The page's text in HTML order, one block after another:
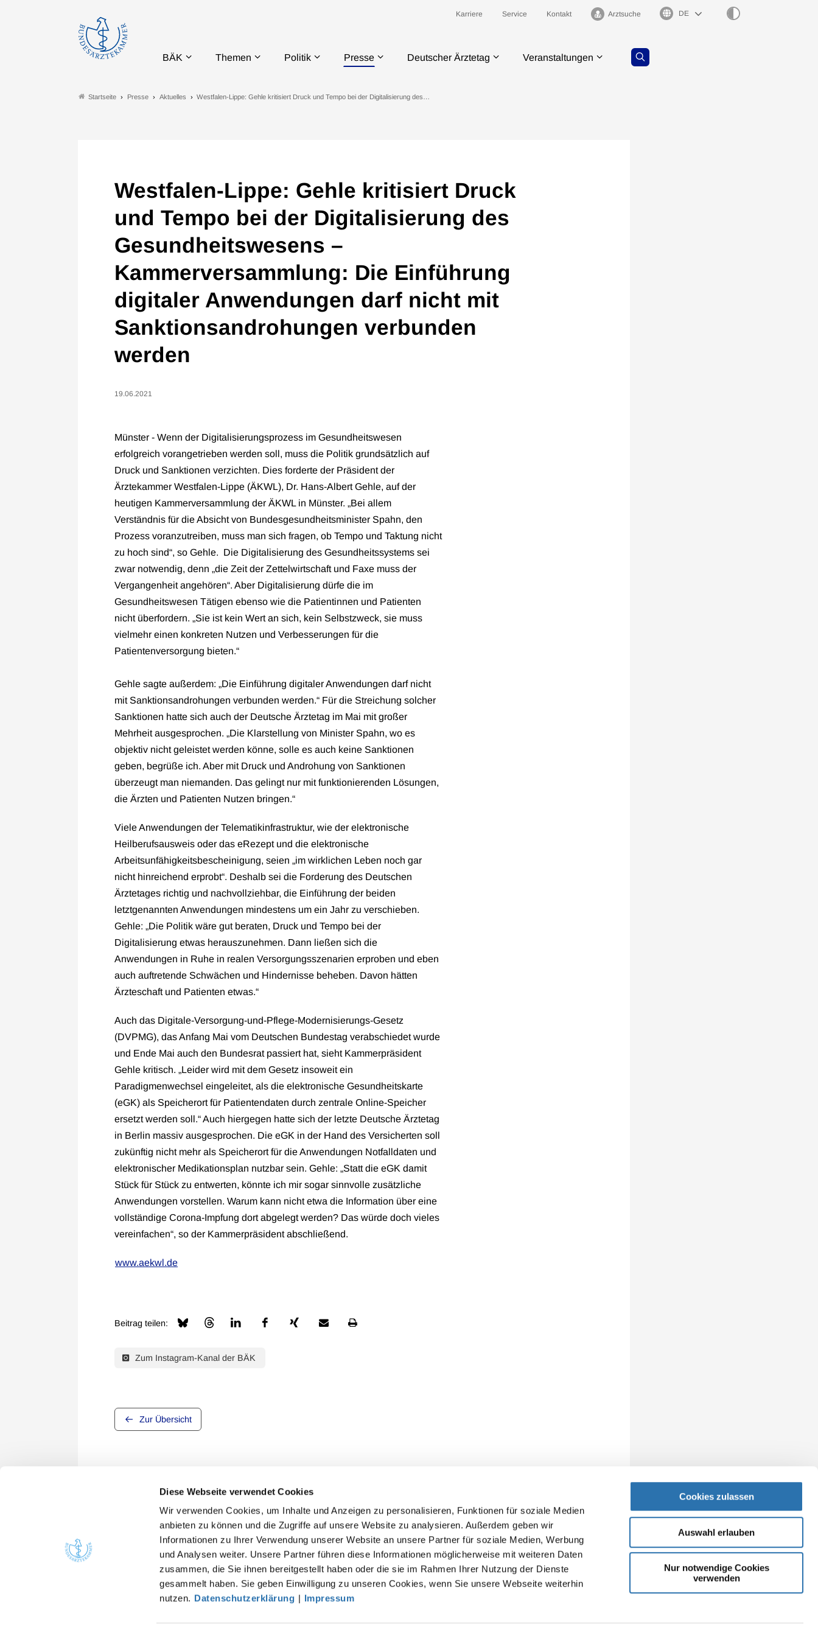
Diese Webseite verwendet Cookies
Wir verwenden Cookies, um Inhalte und Anzeigen zu personalisieren, Funktionen für soziale Medien
anbieten zu können und die Zugriffe auf unsere Website zu analysieren. Außerdem geben wir
Informationen zu Ihrer Verwendung unserer Website an unsere Partner für soziale Medien, Werbung
und Analysen weiter. Unsere Partner führen diese Informationen möglicherweise mit weiteren Daten
zusammen, die Sie ihnen bereitgestellt haben oder die sie im Rahmen Ihrer Nutzung der Dienste
gesammelt haben. Sie geben Einwilligung zu unseren Cookies, wenn Sie unsere Webseite weiterhin
nutzen. Datenschutzerklärung | Impressum
Cookies zulassen
Auswahl erlauben
Nur notwendige Cookies
verwenden
Karriere Service Kontakt Arztsuche Sprachauswahl
BÄK Themen Politik Presse Deutscher Ärztetag Veranstaltungen
Startseite Presse Aktuelles Westfalen-Lippe: Gehle kritisiert Druck und Tempo bei der Digitalisierung des…
Westfalen-Lippe: Gehle kritisiert Druck
und Tempo bei der Digitalisierung des
Gesundheitswesens –
Kammerversammlung: Die Einführung
digitaler Anwendungen darf nicht mit
Sanktionsandrohungen verbunden
werden
19.06.2021
Münster - Wenn der Digitalisierungsprozess im Gesundheitswesen
erfolgreich vorangetrieben werden soll, muss die Politik grundsätzlich auf
Druck und Sanktionen verzichten. Dies forderte der Präsident der
Ärztekammer Westfalen-Lippe (ÄKWL), Dr. Hans-Albert Gehle, auf der
heutigen Kammerversammlung der ÄKWL in Münster. „Bei allem
Verständnis für die Absicht von Bundesgesundheitsminister Spahn, den
Prozess voranzutreiben, muss man sich fragen, ob Tempo und Taktung nicht
zu hoch sind“, so Gehle. Die Digitalisierung des Gesundheitssystems sei
zwar notwendig, denn „die Zeit der Zettelwirtschaft und Faxe muss der
Vergangenheit angehören“. Aber Digitalisierung dürfe die im
Gesundheitswesen Tätigen ebenso wie die Patientinnen und Patienten
nicht überfordern. „Sie ist kein Wert an sich, kein Selbstzweck, sie muss
vielmehr einen konkreten Nutzen und Verbesserungen für die
Patientenversorgung bieten.“
Gehle sagte außerdem: „Die Einführung digitaler Anwendungen darf nicht
mit Sanktionsandrohungen verbunden werden.“ Für die Streichung solcher
Sanktionen hatte sich auch der Deutsche Ärztetag im Mai mit großer
Mehrheit ausgesprochen. „Die Klarstellung von Minister Spahn, wo es
objektiv nicht geleistet werden könne, solle es auch keine Sanktionen
geben, begrüße ich. Aber mit Druck und Androhung von Sanktionen
überzeugt man niemanden. Das gelingt nur mit funktionierenden Lösungen,
die Ärzten und Patienten Nutzen bringen.“
Viele Anwendungen der Telematikinfrastruktur, wie der elektronische
Heilberufsausweis oder das eRezept und die elektronische
Arbeitsunfähigkeitsbescheinigung, seien „im wirklichen Leben noch gar
nicht hinreichend erprobt“. Deshalb sei die Forderung des Deutschen
Ärztetages richtig und nachvollziehbar, die Einführung der beiden
letztgenannten Anwendungen mindestens um ein Jahr zu verschieben.
Gehle: „Die Politik wäre gut beraten, Druck und Tempo bei der
Digitalisierung etwas herauszunehmen. Dann ließen sich die
Anwendungen in Ruhe in realen Versorgungsszenarien erproben und eben
auch auftretende Schwächen und Hindernisse beheben. Davon hätten
Ärzteschaft und Patienten etwas.“
Auch das Digitale-Versorgung-und-Pflege-Modernisierungs-Gesetz
(DVPMG), das Anfang Mai vom Deutschen Bundestag verabschiedet wurde
und Ende Mai auch den Bundesrat passiert hat, sieht Kammerpräsident
Gehle kritisch. „Leider wird mit dem Gesetz insoweit ein
Paradigmenwechsel eingeleitet, als die elektronische Gesundheitskarte
(eGK) als Speicherort für Patientendaten durch zentrale Online-Speicher
ersetzt werden soll.“ Auch hiergegen hatte sich der letzte Deutsche Ärztetag
in Berlin massiv ausgesprochen. Die eGK in der Hand des Versicherten soll
zukünftig nicht mehr als Speicherort für die Anwendungen Notfalldaten und
elektronischer Medikationsplan nutzbar sein. Gehle: „Statt die eGK damit
Stück für Stück zu entwerten, könnte ich mir sogar sinnvolle zusätzliche
Anwendungen vorstellen. Warum kann nicht etwa die Information über eine
vollständige Corona-Impfung dort abgelegt werden? Das würde doch vieles
vereinfachen“, so der Kammerpräsident abschließend.
www.aekwl.de
Beitrag teilen:
Zum Instagram-Kanal der BÄK
Zur Übersicht
Quicklinks
Gesundheitsfachberufe
Kontakt
Bundesärztekammer
Arbeitsgemeinschaft der deutschen Ärztekammern
Herbert-Lewin-Platz 1, 10623 Berlin